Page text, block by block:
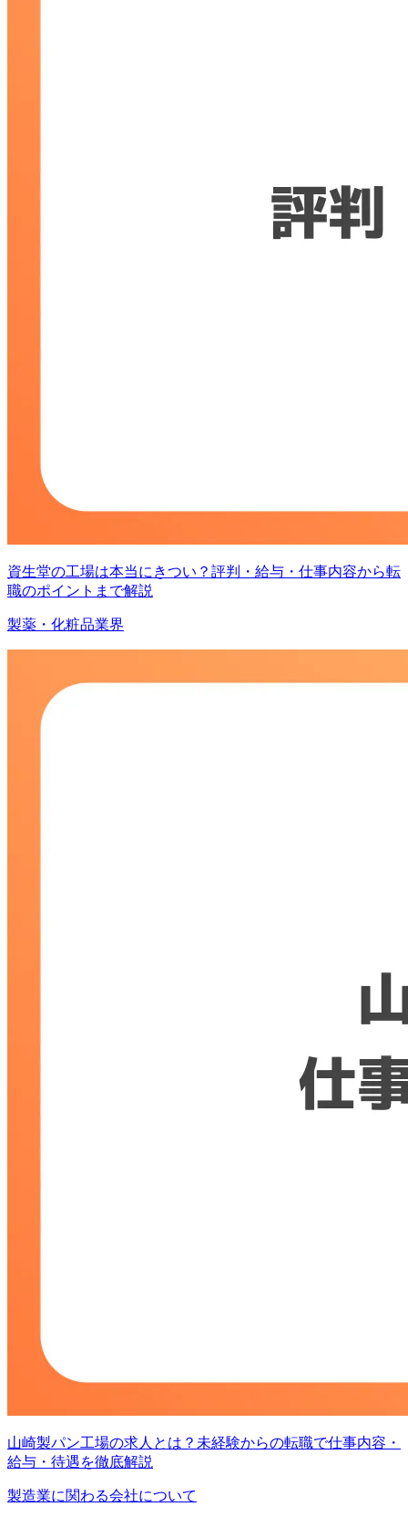
資生堂の工場は本当にきつい？評判・給与・仕事内容から転
職のポイントまで解説
製薬・化粧品業界
山崎製パン工場の求人とは？未経験からの転職で仕事内容・
給与・待遇を徹底解説
製造業に関わる会社について